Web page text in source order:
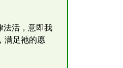
法活，意即我
满足祂的愿